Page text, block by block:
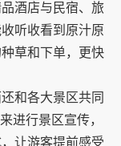
酒店与民宿、旅
听收看到原汁原
草和下单，更快
和各大景区共同
进行景区宣传，
让游客提前感受